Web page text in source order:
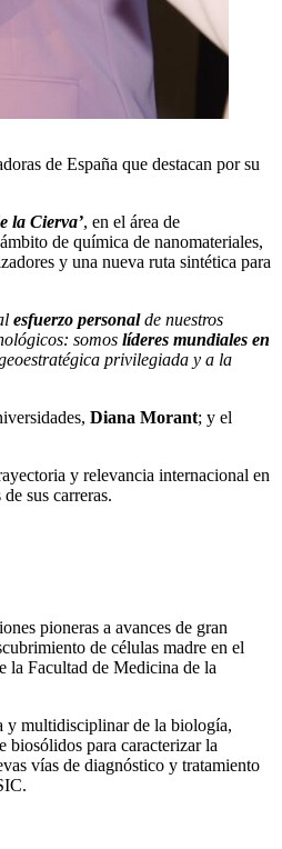
de España que destacan por su
la Cierva’, en el área de
de química de nanomateriales,
y una nueva ruta sintética para
esfuerzo personalde nuestros
somos líderes mundiales en
privilegiada y a la
Diana Morant; y el
y relevancia internacional en
sus carreras.
pioneras a avances de gran
de células madre en el
la Facultad de Medicina de la
y multidisciplinar de la biología,
biosólidos para caracterizar la
vías de diagnóstico y tratamiento